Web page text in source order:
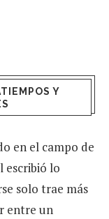
Y
en el campo de
escribió lo
solo trae más
entre un